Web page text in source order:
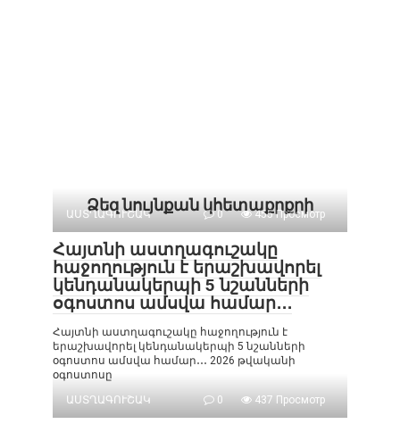
Ձեզ նույնքան կհետաքրքրի
ԱՍՏՂԱԳՈՒՇԱԿ 0 455 Просмотр
Հայտնի աստղագուշակը
հաջողություն է երաշխավորել
կենդանակերպի 5 նշանների
օգոստոս ամսվա համար․․․
Հայտնի աստղագուշակը հաջողություն է
երաշխավորել կենդանակերպի 5 նշանների
օգոստոս ամսվա համար․․․ 2026 թվականի
օգոստոսը
ԱՍՏՂԱԳՈՒՇԱԿ
0 437 Просмотр